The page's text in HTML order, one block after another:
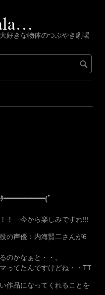
好きな物体のつぶやき劇場
ｷﾀ━━━━━━(ﾟ
！ 今から楽しみですわ!!!
の声優：内海賢二さんが6
のかなぁと・・。
ってたんですけどね・・TT
作品になってくれることを